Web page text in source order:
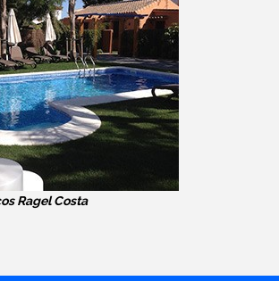
Ragel Costa